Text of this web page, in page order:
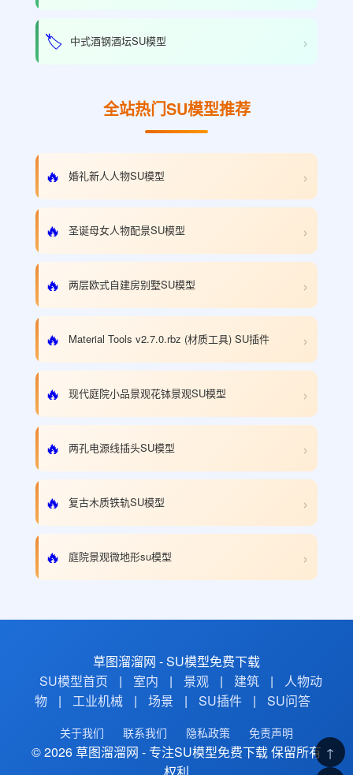
🏷️ 中式酒钢酒坛SU模型 ›
全站热门SU模型推荐
🔥 婚礼新人人物SU模型 ›
🔥 圣诞母女人物配景SU模型 ›
🔥 两层欧式自建房别墅SU模型 ›
🔥 Material Tools v2.7.0.rbz (材质工具) SU插件 ›
🔥 现代庭院小品景观花钵景观SU模型 ›
🔥 两孔电源线插头SU模型 ›
🔥 复古木质铁轨SU模型 ›
🔥 庭院景观微地形su模型 ›
草图溜溜网 - SU模型免费下载
SU模型首页
| 室内 | 景观 | 建筑 |
人物动
物
| 工业机械 | 场景 | SU插件 | SU问答
关于我们 联系我们 隐私政策 免责声明
© 2026 草图溜溜网 - 专注SU模型免费下载 保留所有
权利
↑